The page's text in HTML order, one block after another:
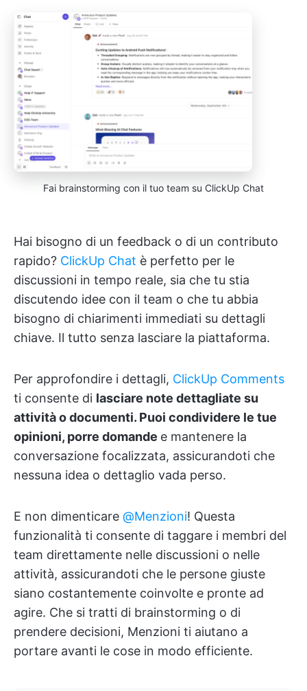
Fai brainstorming con il tuo team su ClickUp Chat
Hai bisogno di un feedback o di un contributo
rapido? ClickUp Chat è perfetto per le
discussioni in tempo reale, sia che tu stia
discutendo idee con il team o che tu abbia
bisogno di chiarimenti immediati su dettagli
chiave. Il tutto senza lasciare la piattaforma.
Per approfondire i dettagli, ClickUp Comments
ti consente di lasciare note dettagliate su
attività o documenti. Puoi condividere le tue
opinioni, porre domande e mantenere la
conversazione focalizzata, assicurandoti che
nessuna idea o dettaglio vada perso.
E non dimenticare @Menzioni! Questa
funzionalità ti consente di taggare i membri del
team direttamente nelle discussioni o nelle
attività, assicurandoti che le persone giuste
siano costantemente coinvolte e pronte ad
agire. Che si tratti di brainstorming o di
prendere decisioni, Menzioni ti aiutano a
portare avanti le cose in modo efficiente.